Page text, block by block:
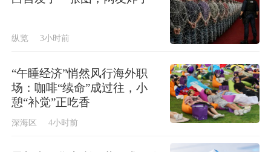
纵览 3小时前
“午睡经济”悄然风行海外职
场：咖啡“续命”成过往，小
憩“补觉”正吃香
深海区 4小时前